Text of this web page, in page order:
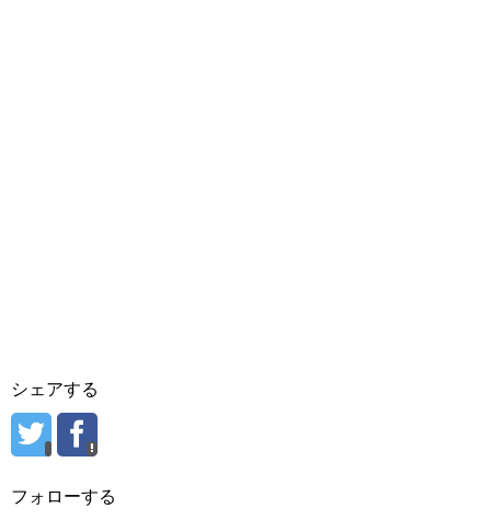
シェアする
フォローする